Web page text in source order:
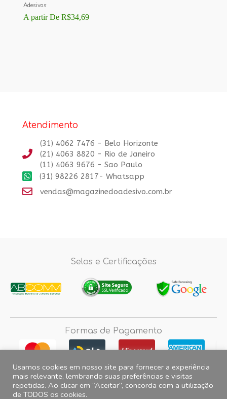
Adesivos
A partir De R$34,69
Atendimento
(31) 4062 7476 - Belo Horizonte
(21) 4063 8820 - Rio de Janeiro
(11) 4063 9676 - Sao Paulo
(31) 98226 2817- Whatsapp
vendas@magazinedoadesivo.com.br
Selos e Certificações
Formas de Pagamento
Fotos e imagens meramente ilustrativas, 2012© 2026 Magazine do
Usamos cookies em nosso site para fornecer a experiência
mais relevante, lembrando suas preferências e visitas
repetidas. Ao clicar em “Aceitar”, concorda com a utilização
de TODOS os cookies.